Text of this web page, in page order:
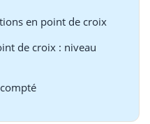
en point de croix
de croix : niveau